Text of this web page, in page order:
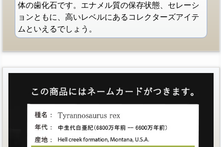
体の歯化石です。エナメル質の保存状態、セレーシ
ョンともに、高いレベルにあるコレクターズアイテ
ムといえるでしょう。